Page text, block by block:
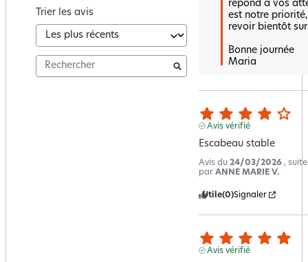
Trier les avis
répond à vos
est notre
revoir bientôt
Bonne journée
Maria
Avis vérifié
Escabeau stable
Avis du 24/03/2026 ,
par ANNE MARIE V.
Utile(0)Signaler
Avis vérifié